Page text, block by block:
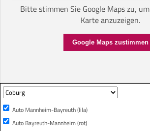
Bitte stimmen Sie Google Maps zu,
Karte anzuzeigen.
Google Maps zustimmen
Auto Mannheim-Bayreuth (lila)
Auto Bayreuth-Mannheim (rot)